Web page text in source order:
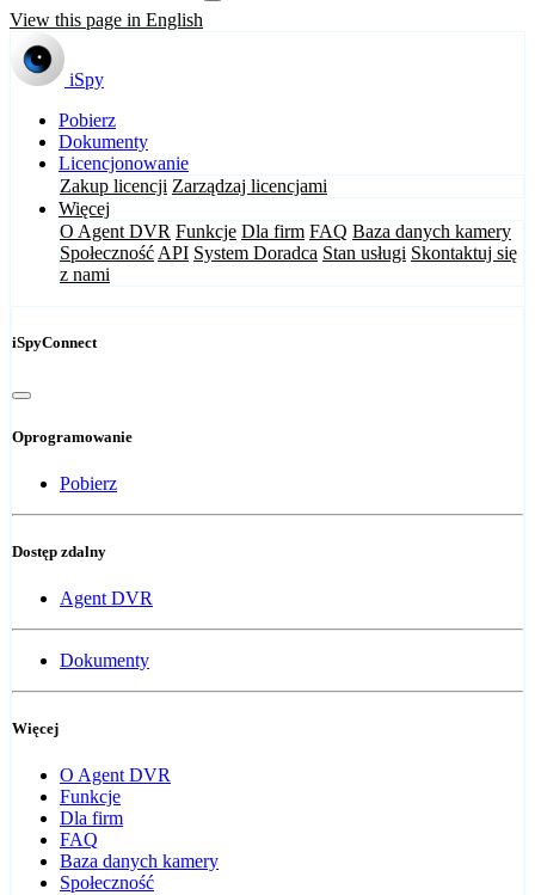
View this page in English
iSpy
Pobierz
Dokumenty
Licencjonowanie
Zakup licencji Zarządzaj licencjami
Więcej
O Agent DVR Funkcje Dla firm FAQ Baza danych kamery
Społeczność API System Doradca Stan usługi Skontaktuj się
z nami
iSpyConnect
Oprogramowanie
Pobierz
Dostęp zdalny
Agent DVR
Dokumenty
Więcej
O Agent DVR
Funkcje
Dla firm
FAQ
Baza danych kamery
Społeczność